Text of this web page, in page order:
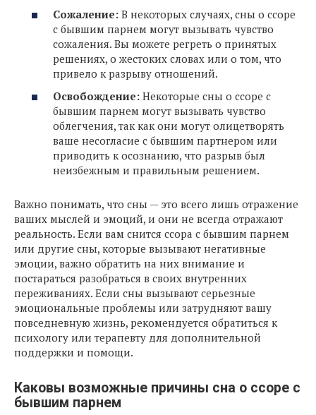
Сожаление: В некоторых случаях, сны о ссоре
с бывшим парнем могут вызывать чувство
сожаления. Вы можете регреть о принятых
решениях, о жестоких словах или о том, что
привело к разрыву отношений.
Освобождение: Некоторые сны о ссоре с
бывшим парнем могут вызывать чувство
облегчения, так как они могут олицетворять
ваше несогласие с бывшим партнером или
приводить к осознанию, что разрыв был
неизбежным и правильным решением.
Важно понимать, что сны — это всего лишь отражение
ваших мыслей и эмоций, и они не всегда отражают
реальность. Если вам снится ссора с бывшим парнем
или другие сны, которые вызывают негативные
эмоции, важно обратить на них внимание и
постараться разобраться в своих внутренних
переживаниях. Если сны вызывают серьезные
эмоциональные проблемы или затрудняют вашу
повседневную жизнь, рекомендуется обратиться к
психологу или терапевту для дополнительной
поддержки и помощи.
Каковы возможные причины сна о ссоре с
бывшим парнем